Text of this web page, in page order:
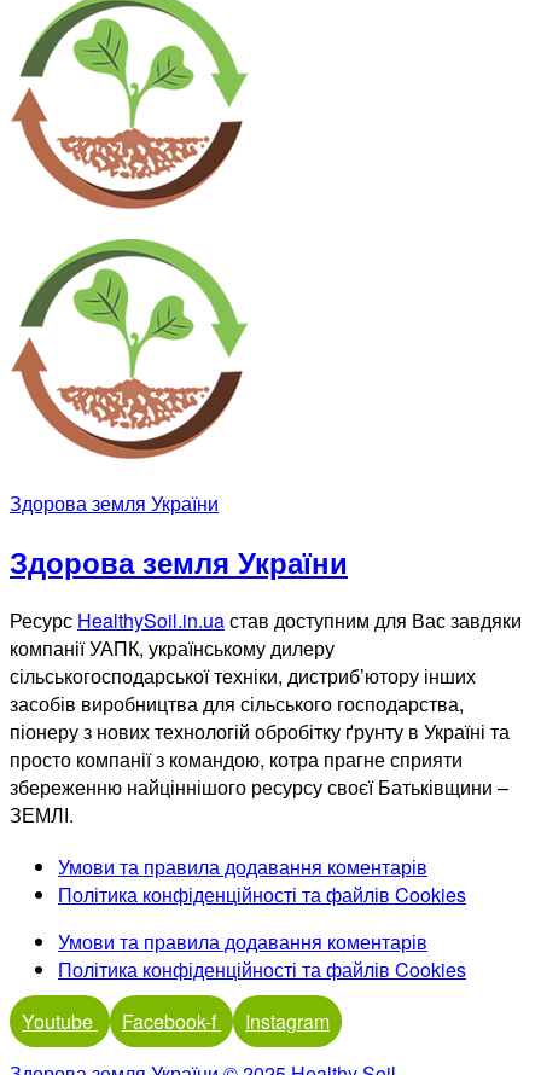
Здорова земля України
Здорова земля України
Ресурс HealthySoil.in.uaстав доступним для Вас завдяки
компанії УАПК, українському дилеру
сільськогосподарської техніки, дистриб’ютору інших
засобів виробництва для сільського господарства,
піонеру з нових технологій обробітку ґрунту в Україні та
просто компанії з командою, котра прагне сприяти
збереженню найціннішого ресурсу своєї Батьківщини –
ЗЕМЛІ.
Умови та правила додавання коментарів
Політика конфіденційності та файлів Cookies
Умови та правила додавання коментарів
Політика конфіденційності та файлів Cookies
Youtube
Facebook-f
Instagram